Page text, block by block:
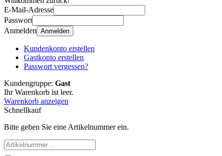
E-Mail-Adresse
Passwort
Anmelden Anmelden
Kundenkonto erstellen
Gastkonto erstellen
Passwort vergessen?
Kundengruppe: Gast
Ihr Warenkorb ist leer.
Warenkorb anzeigen
Schnellkauf
Bitte geben Sie eine Artikelnummer ein.